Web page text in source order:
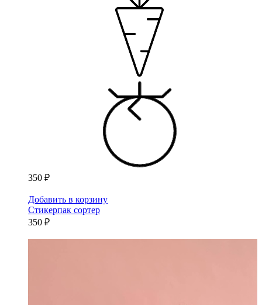
350 ₽
Добавить в корзину
Стикерпак сортер
350 ₽